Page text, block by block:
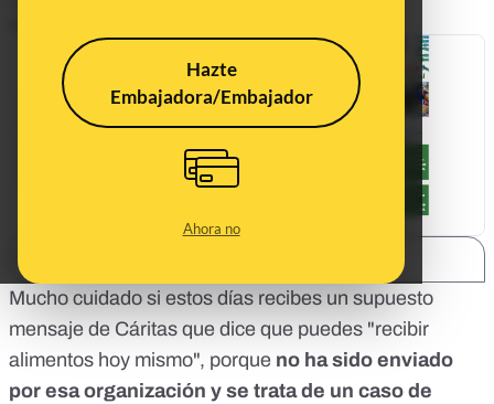
Hazte
Embajadora/Embajador
Ahora no
Mucho cuidado si estos días recibes un supuesto
mensaje de Cáritas que dice que puedes "recibir
alimentos hoy mismo", porque no ha sido enviado
por esa organización y se trata de un caso de